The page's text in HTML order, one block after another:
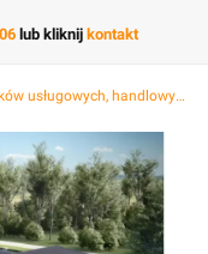
lub kliknij kontakt
Projekty budynków usługowych, handlowych hotelowych, deweloperskich i hal